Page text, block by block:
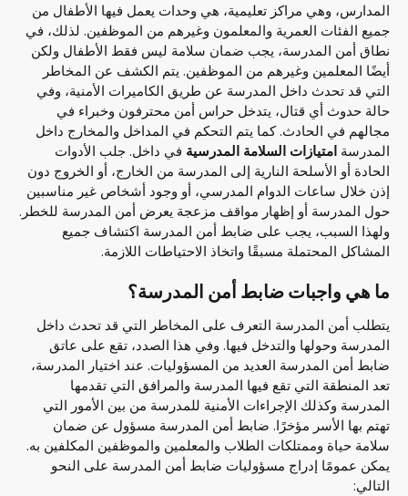
المدارس، وهي مراكز تعليمية، هي وحدات يعمل فيها الأطفال من
جميع الفئات العمرية والمعلمون وغيرهم من الموظفين. لذلك، في
نطاق أمن المدرسة، يجب ضمان سلامة ليس فقط الأطفال ولكن
أيضًا المعلمين وغيرهم من الموظفين. يتم الكشف عن المخاطر
التي قد تحدث داخل المدرسة عن طريق الكاميرات الأمنية، وفي
حالة حدوث أي قتال، يتدخل حراس أمن محترفون وخبراء في
مجالهم في الحادث. كما يتم التحكم في المداخل والمخارج داخل
المدرسة امتيازات السلامة المدرسية في داخل. جلب الأدوات
الحادة أو الأسلحة النارية إلى المدرسة من الخارج، أو الخروج دون
إذن خلال ساعات الدوام المدرسي، أو وجود أشخاص غير مناسبين
حول المدرسة أو إظهار مواقف مزعجة يعرض أمن المدرسة للخطر.
ولهذا السبب، يجب على ضابط أمن المدرسة اكتشاف جميع
المشاكل المحتملة مسبقًا واتخاذ الاحتياطات اللازمة.
ما هي واجبات ضابط أمن المدرسة؟
يتطلب أمن المدرسة التعرف على المخاطر التي قد تحدث داخل
المدرسة وحولها والتدخل فيها. وفي هذا الصدد، تقع على عاتق
ضابط أمن المدرسة العديد من المسؤوليات. عند اختيار المدرسة،
تعد المنطقة التي تقع فيها المدرسة والمرافق التي تقدمها
المدرسة وكذلك الإجراءات الأمنية للمدرسة من بين الأمور التي
تهتم بها الأسر مؤخرًا. ضابط أمن المدرسة مسؤول عن ضمان
سلامة حياة وممتلكات الطلاب والمعلمين والموظفين المكلفين به.
يمكن عمومًا إدراج مسؤوليات ضابط أمن المدرسة على النحو
التالي: